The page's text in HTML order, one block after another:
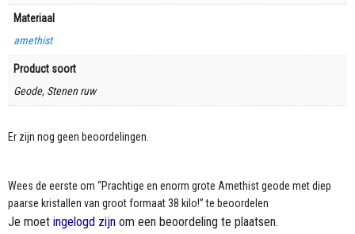
Materiaal
amethist
Product soort
Geode, Stenen ruw
Er zijn nog geen beoordelingen.
Wees de eerste om “Prachtige en enorm grote Amethist geode met diep
paarse kristallen van groot formaat 38 kilo!” te beoordelen
Je moet ingelogd zijn om een beoordeling te plaatsen.